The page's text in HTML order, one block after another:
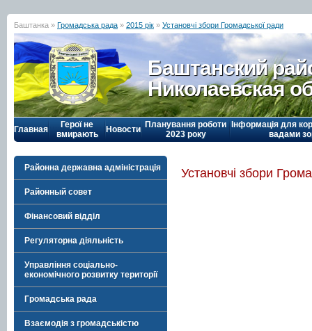
Баштанка » Громадська рада » 2015 рік » Установчі збори Громадської ради
Баштанский
Николаевская
Главная
Герої не
вмирають
Новости Планування роботи
2023 року
Інформація для
вадами
Районна державна адміністрація
Районный совет
Фінансовий відділ
Регуляторна діяльність
Управління соціально-
економічного розвитку території
Громадська рада
Взаємодія з громадськістю
Установчі збори